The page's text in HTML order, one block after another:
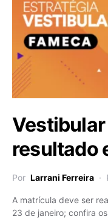
resultado
Por Larrani Ferreira
A matrícula deve ser
23 de janeiro; confira